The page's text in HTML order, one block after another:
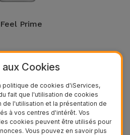
Prime
Cookies
politique de cookies d'iServices,
fait que l'utilisation de cookies
de l'utilisation et la présentation de
à vos centres d'intérêt. Vos
cookies peuvent être utilisés pour
Vous pouvez en savoir plus